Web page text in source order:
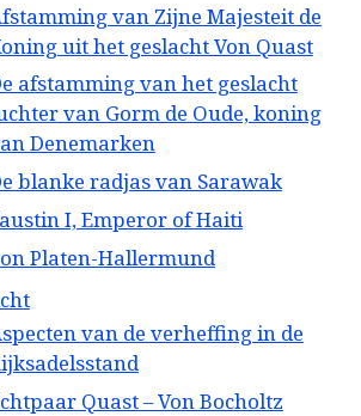
van Zijne Majesteit de
uit het geslacht Von Quast
afstamming van het geslacht
van Gorm de Oude, koning
Denemarken
blanke radjas van Sarawak
I, Emperor of Haiti
Platen-Hallermund
van de verheffing in de
Quast – Von Bocholtz